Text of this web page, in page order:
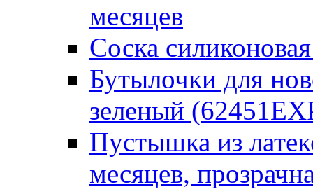
месяцев
Соска
Бутылочки для
зеленый
Пустышка из
месяцев,